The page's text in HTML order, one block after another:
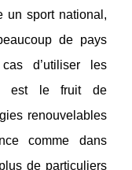
un sport national,
de pays
d’utiliser les
est le fruit de
renouvelables
comme dans
de particuliers